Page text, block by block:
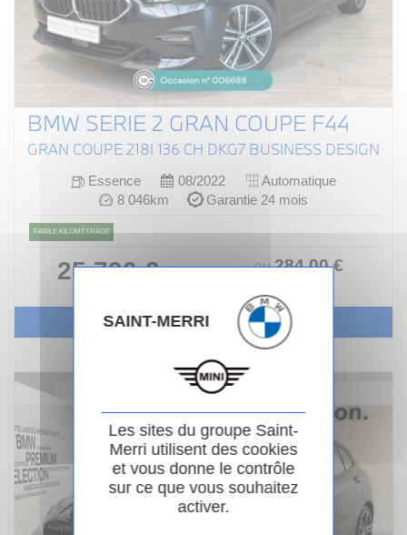
BMW SERIE 2 GRAN COUPE F44
GRAN COUPE 218I 136 CH DKG7 BUSINESS DESIGN
Essence 08/2022
Automatique
8 046km
Garantie 24 mois
FAIBLE KILOMÉTRAGE
25 790 € ou284.00€
Voir le véhicule
SAINT-MERRI
Les sites du groupe Saint-
Merri utilisent des cookies
et vous donne le contrôle
sur ce que vous souhaitez
activer.